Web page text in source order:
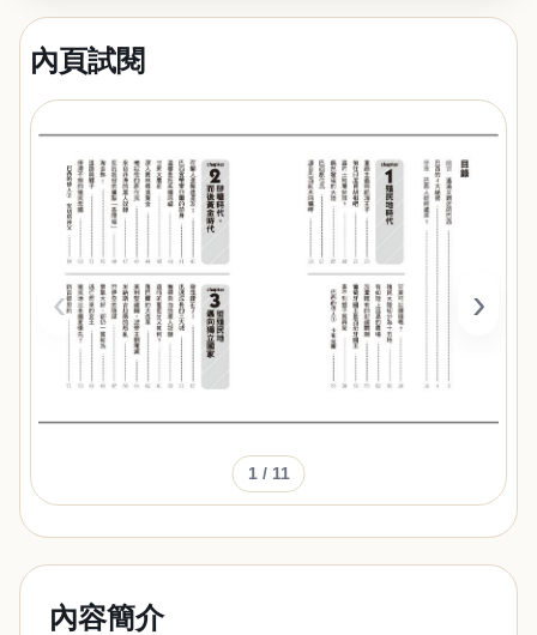
內頁試閱
‹ ›
1/ 11
內容簡介